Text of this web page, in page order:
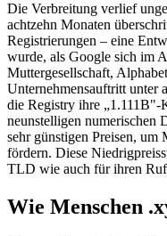
Die Verbreitung verlief
achtzehn Monaten
Registrierungen – eine
wurde, als Google sich im
Muttergesellschaft,
Unternehmensauftritt unter
die Registry ihre „1.111B"-
neunstelligen numerischen
sehr günstigen Preisen, um
fördern. Diese
TLD wie auch für ihren
Wie Menschen